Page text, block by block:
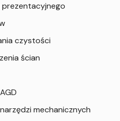
czystości
ścian
mechanicznych